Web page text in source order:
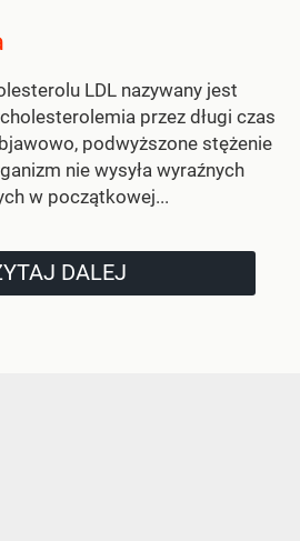
LDL nazywany jest
przez długi czas
podwyższone stężenie
nie wysyła wyraźnych
w początkowej...
DALEJ